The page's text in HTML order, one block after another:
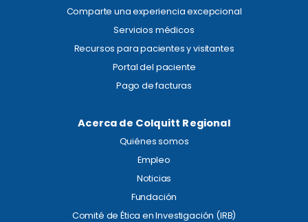
Comparte una experiencia excepcional
Servicios médicos
Recursos para pacientes y visitantes
Portal del paciente
Pago de facturas
Acerca de Colquitt Regional
Quiénes somos
Empleo
Noticias
Fundación
Comité de Ética en Investigación (IRB)